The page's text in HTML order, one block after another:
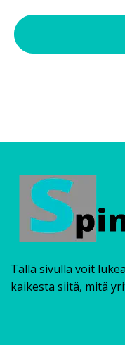
Tällä sivulla voit
kaikesta siitä, mitä